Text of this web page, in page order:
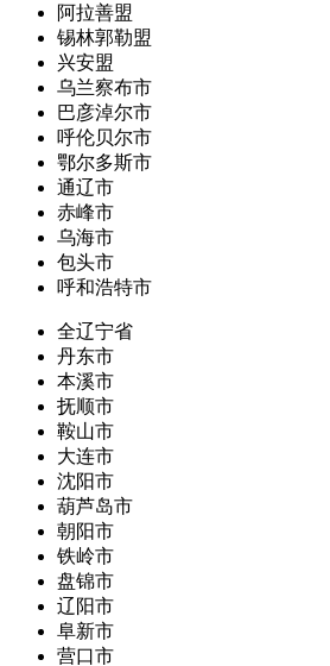
阿拉善盟
锡林郭勒盟
兴安盟
乌兰察布市
巴彦淖尔市
呼伦贝尔市
鄂尔多斯市
通辽市
赤峰市
乌海市
包头市
呼和浩特市
全辽宁省
丹东市
本溪市
抚顺市
鞍山市
大连市
沈阳市
葫芦岛市
朝阳市
铁岭市
盘锦市
辽阳市
阜新市
营口市